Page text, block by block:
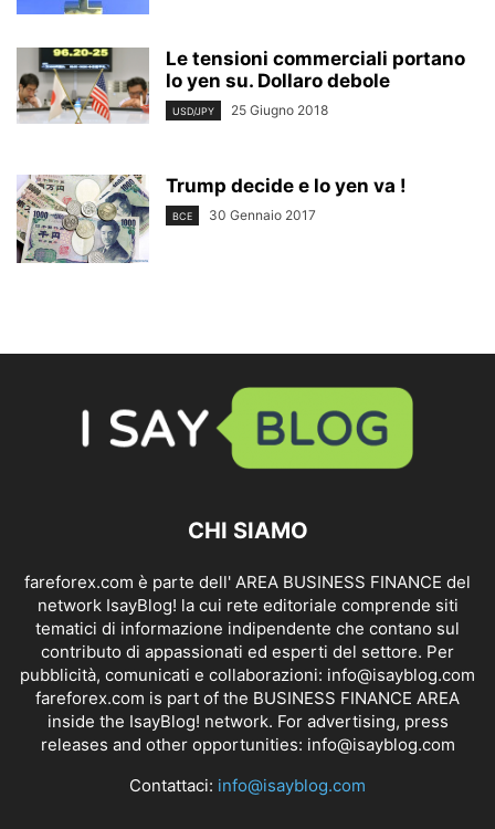
Le tensioni commerciali portano
lo yen su. Dollaro debole
USD/JPY 25 Giugno 2018
Trump decide e lo yen va !
BCE 30 Gennaio 2017
CHI SIAMO
fareforex.com è parte dell' AREA BUSINESS FINANCE del
network IsayBlog! la cui rete editoriale comprende siti
tematici di informazione indipendente che contano sul
contributo di appassionati ed esperti del settore. Per
pubblicità, comunicati e collaborazioni: info@isayblog.com
fareforex.com is part of the BUSINESS FINANCE AREA
inside the IsayBlog! network. For advertising, press
releases and other opportunities: info@isayblog.com
Contattaci: info@isayblog.com